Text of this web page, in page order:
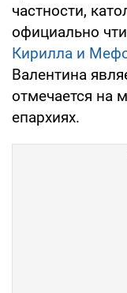
частности,
официально
Кирилла и
Валентина
отмечается на
епархиях.